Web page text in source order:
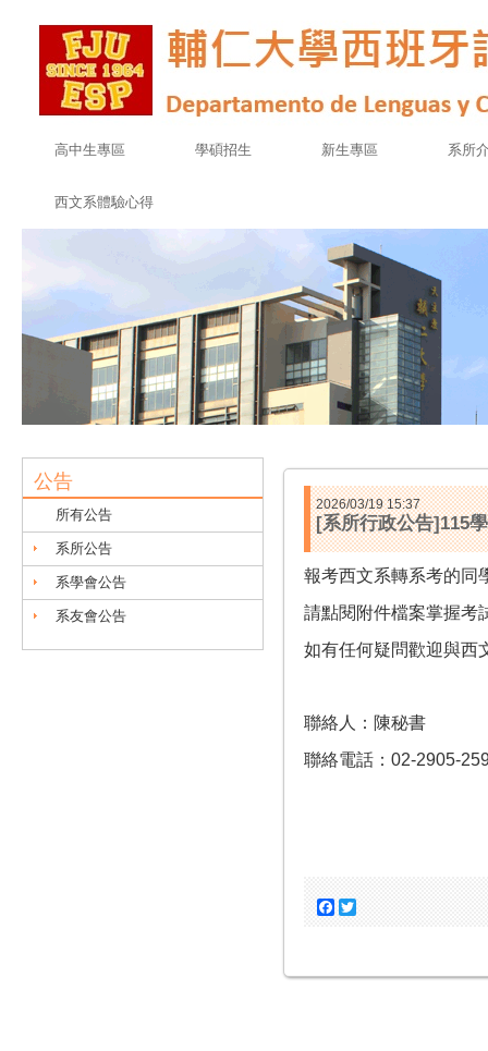
高中生專區 學碩招生 新生專區 系所
西文系體驗心得
公告
所有公告
系所公告
系學會公告
系友會公告
2026/03/19 15:37
[系所行政公告]115
報考西文系轉系考的同
請點閱附件檔案掌握考
如有任何疑問歡迎與西
聯絡人：陳秘書
聯絡電話：02-2905-
Facebook